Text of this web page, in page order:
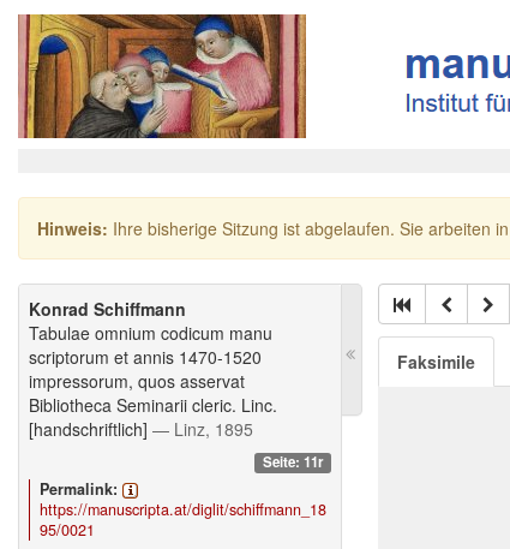
Hinweis: Ihre bisherige Sitzung ist abgelaufen. Sie arbeiten
Konrad Schiffmann
Tabulae omnium codicum manu
scriptorum et annis 1470-1520
impressorum, quos asservat
Bibliotheca Seminarii cleric. Linc.
[handschriftlich] — Linz, 1895
Seite: 11r
Permalink:
https://manuscripta.at/diglit/schiffmann_18
95/0021
Faksimile